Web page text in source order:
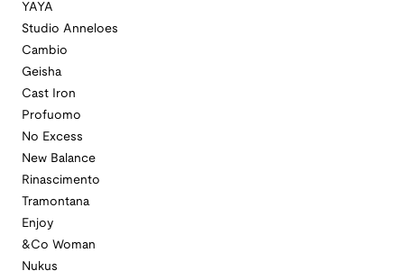
YAYA
Studio Anneloes
Cambio
Geisha
Cast Iron
Profuomo
No Excess
New Balance
Rinascimento
Tramontana
Enjoy
&Co Woman
Nukus